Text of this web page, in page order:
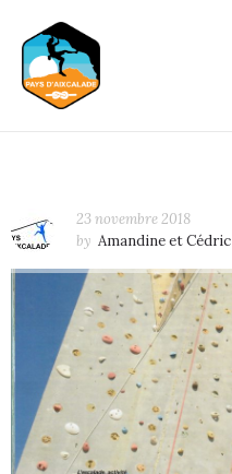
23 novembre 2018
by Amandine et Cédric